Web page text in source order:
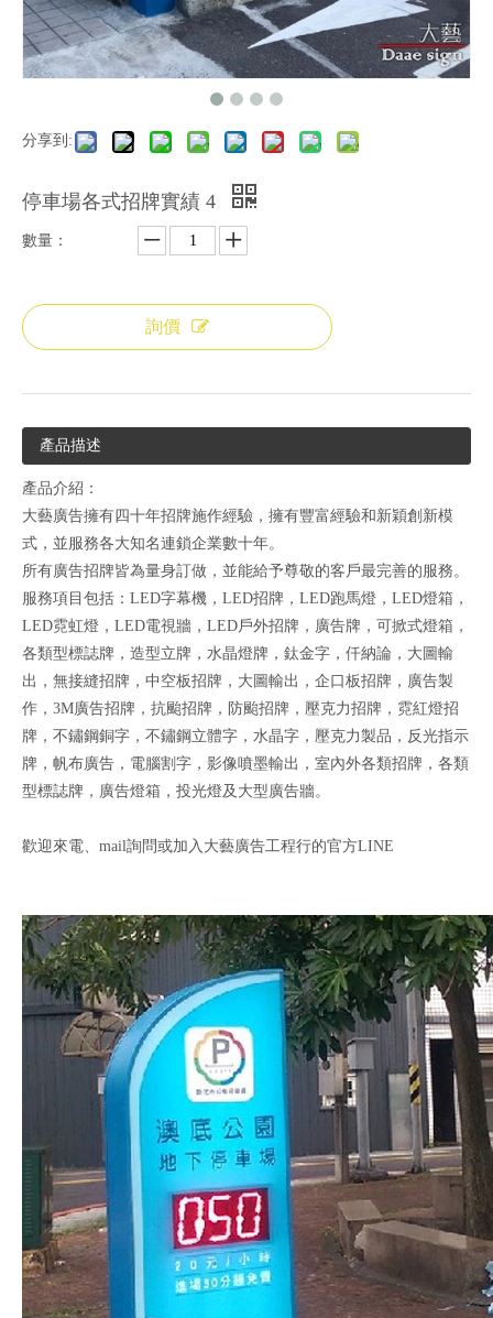
分享到:
停車場各式招牌實績 4
數量：
詢價
產品描述
產品介紹：
大藝廣告擁有四十年招牌施作經驗，擁有豐富經驗和新穎創新模
式，並服務各大知名連鎖企業數十年。
所有廣告招牌皆為量身訂做，並能給予尊敬的客戶最完善的服務。
服務項目包括：LED字幕機，LED招牌，LED跑馬燈，LED燈箱，
LED霓虹燈，LED電視牆，LED戶外招牌，廣告牌，可掀式燈箱，
各類型標誌牌，造型立牌，水晶燈牌，鈦金字，仟納論，大圖輸
出，無接縫招牌，中空板招牌，大圖輸出，企口板招牌，廣告製
作，3M廣告招牌，抗颱招牌，防颱招牌，壓克力招牌，霓紅燈招
牌，不鏽鋼銅字，不鏽鋼立體字，水晶字，壓克力製品，反光指示
牌，帆布廣告，電腦割字，影像噴墨輸出，室內外各類招牌，各類
型標誌牌，廣告燈箱，投光燈及大型廣告牆。
歡迎來電、mail詢問或加入大藝廣告工程行的官方LINE